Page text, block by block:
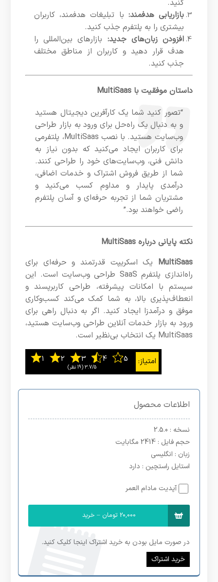
کنید.
بازاریابی هدفمند:با تبلیغات هدفمند، کاربران
بیشتری را به پلتفرم جذب کنید.
افزودن زبان‌های جدید: بازارهای بین‌المللی را
هدف قرار دهید و کاربران از مناطق مختلف
جذب کنید.
داستان موفقیت با MultiSaas
“تصور کنید شما یک کارآفرین دیجیتال هستید
و به دنبال یک راه‌حل برای ورود به بازار طراحی
وب‌سایت هستید. با نصب MultiSaas، پلتفرمی
برای کاربران ایجاد می‌کنید که بدون نیاز به
دانش فنی، وب‌سایت‌های خود را طراحی کنند.
شما از طریق فروش اشتراک و خدمات اضافی،
درآمدی پایدار و مداوم کسب می‌کنید و
مشتریان شما از تجربه حرفه‌ای و آسان پلتفرم
راضی خواهند بود.”
نکته پایانی درباره MultiSaas
MultiSaas یک اسکریپت قدرتمند و حرفه‌ای برای
راه‌اندازی پلتفرم SaaS طراحی وب‌سایت است. این
سیستم با امکانات پیشرفته، طراحی کاربرپسند و
انعطاف‌پذیری بالا، به شما کمک می‌کند کسب‌وکاری
موفق و درآمدزا ایجاد کنید. اگر به دنبال راهی برای
ورود به بازار خدمات آنلاین طراحی وب‌سایت هستید،
MultiSaas یک انتخاب بی‌نظیر است.
3.7/5
اطلاعات محصول
نسخه : 2.5.0
حجم فایل : 2414 مگابایت
زبان : انگلیسی
استایل راستچین : دارد
آپدیت مادام العمر
20,000 تومان – خرید
در صورت مایل بودن به خرید اشتراک اینجا کلیک کنید.
خرید اشتراک